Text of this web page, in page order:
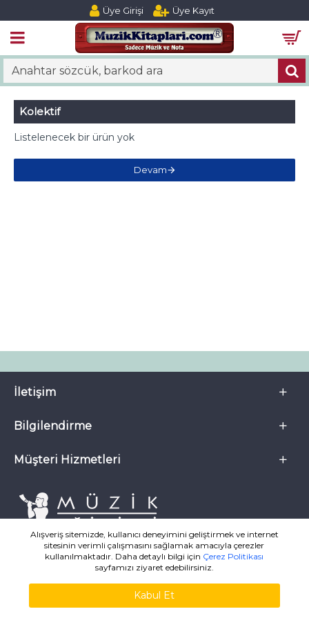
Üye Girişi Üye Kayıt
Kolektif
Listelenecek bir ürün yok
Devam
İletişim
Bilgilendirme
Müşteri Hizmetleri
Alışveriş sitemizde, kullanıcı deneyimini geliştirmek ve internet
sitesinin verimli çalışmasını sağlamak amacıyla çerezler
kullanılmaktadır. Daha detaylı bilgi için Çerez Politikası
sayfamızı ziyaret edebilirsiniz.
Kabul Et